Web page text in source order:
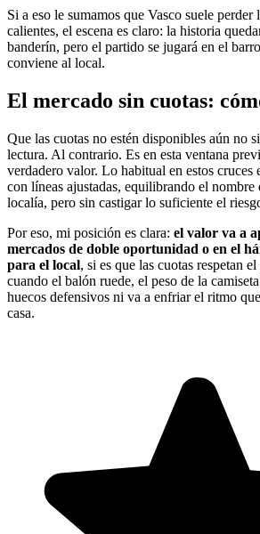
Si a eso le sumamos que Vasco suele
calientes, el escena es claro: la historia
banderín, pero el partido se jugará en el
conviene al local.
El mercado sin cuotas:
Que las cuotas no estén disponibles aún no
lectura. Al contrario. Es en esta ventana
verdadero valor. Lo habitual en estos cruces
con líneas ajustadas, equilibrando el nombre
localía, pero sin castigar lo suficiente el
Por eso, mi posición es clara: el valor va a
mercados de doble oportunidad o en el
para el local, si es que las cuotas respetan
cuando el balón ruede, el peso de la
huecos defensivos ni va a enfriar el ritmo
casa.